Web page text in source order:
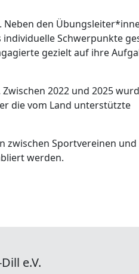
den
Schwerpunkte
gezielt auf ihre
2022 und 2025
die vom Land unterstützte
Sportvereinen und
werden.
e.V.